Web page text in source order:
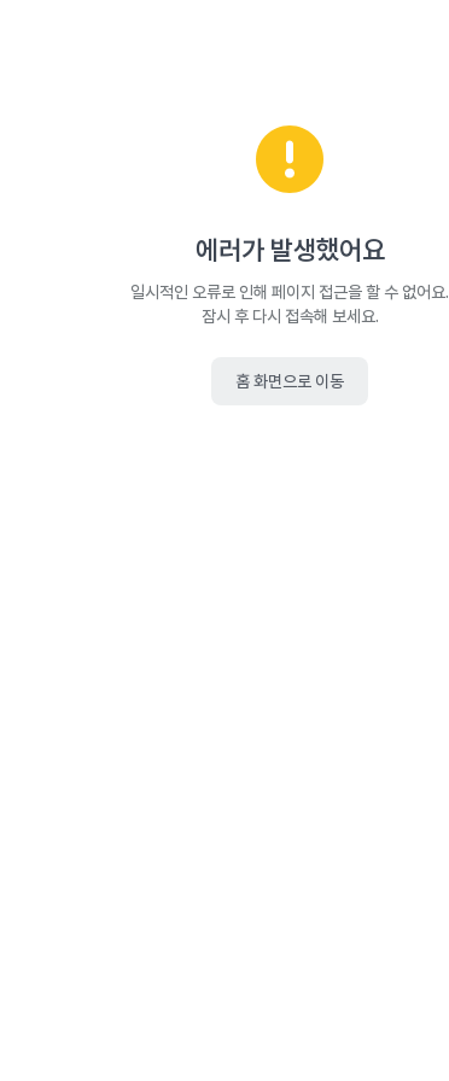
에러가 발생했어요
일시적인 오류로 인해 페이지 접근을 할 수 없어요.
잠시 후 다시 접속해 보세요.
홈 화면으로 이동